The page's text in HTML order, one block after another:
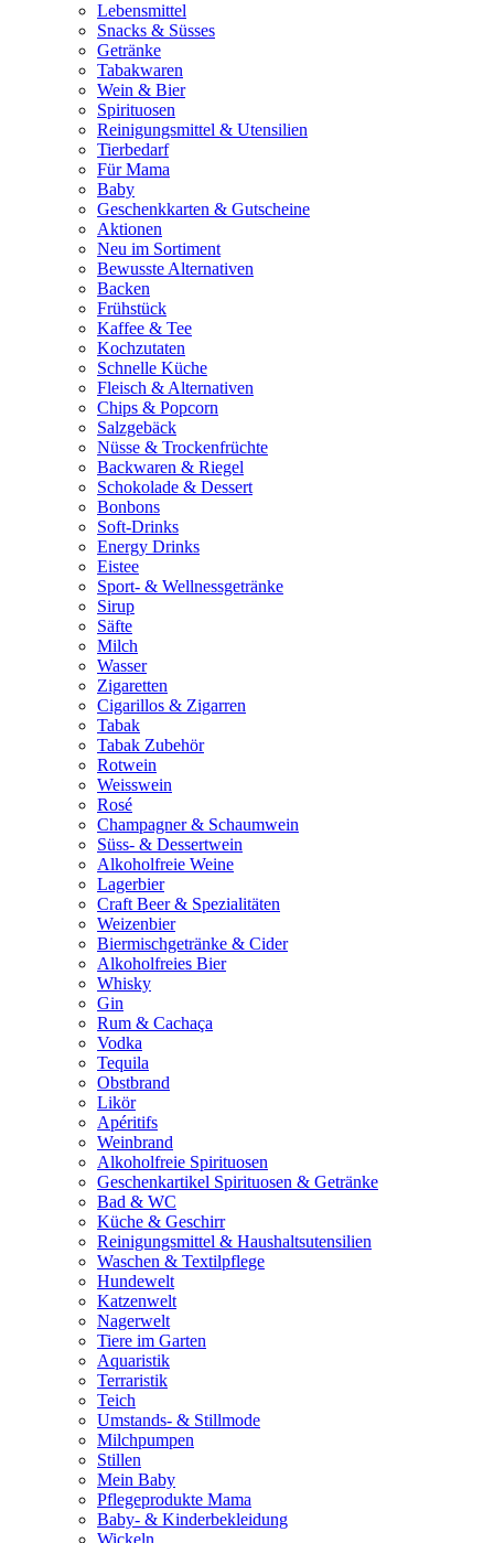
Lebensmittel
Snacks & Süsses
Getränke
Tabakwaren
Wein & Bier
Spirituosen
Reinigungsmittel & Utensilien
Tierbedarf
Für Mama
Baby
Geschenkkarten & Gutscheine
Aktionen
Neu im Sortiment
Bewusste Alternativen
Backen
Frühstück
Kaffee & Tee
Kochzutaten
Schnelle Küche
Fleisch & Alternativen
Chips & Popcorn
Salzgebäck
Nüsse & Trockenfrüchte
Backwaren & Riegel
Schokolade & Dessert
Bonbons
Soft-Drinks
Energy Drinks
Eistee
Sport- & Wellnessgetränke
Sirup
Säfte
Milch
Wasser
Zigaretten
Cigarillos & Zigarren
Tabak
Tabak Zubehör
Rotwein
Weisswein
Rosé
Champagner & Schaumwein
Süss- & Dessertwein
Alkoholfreie Weine
Lagerbier
Craft Beer & Spezialitäten
Weizenbier
Biermischgetränke & Cider
Alkoholfreies Bier
Whisky
Gin
Rum & Cachaça
Vodka
Tequila
Obstbrand
Likör
Apéritifs
Weinbrand
Alkoholfreie Spirituosen
Geschenkartikel Spirituosen & Getränke
Bad & WC
Küche & Geschirr
Reinigungsmittel & Haushaltsutensilien
Waschen & Textilpflege
Hundewelt
Katzenwelt
Nagerwelt
Tiere im Garten
Aquaristik
Terraristik
Teich
Umstands- & Stillmode
Milchpumpen
Stillen
Mein Baby
Pflegeprodukte Mama
Baby- & Kinderbekleidung
Wickeln